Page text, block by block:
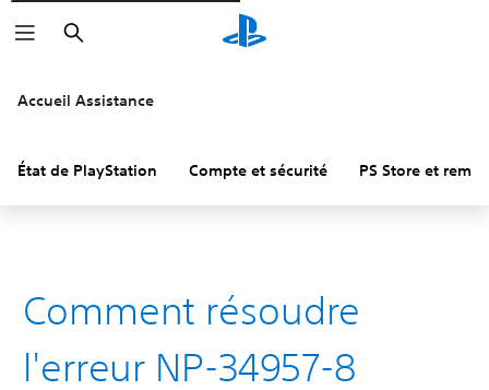
Rechercher
Accueil Assistance
État de PlayStation Compte et sécurité PS Store et
Comment résoudre
l'erreur NP-34957-8